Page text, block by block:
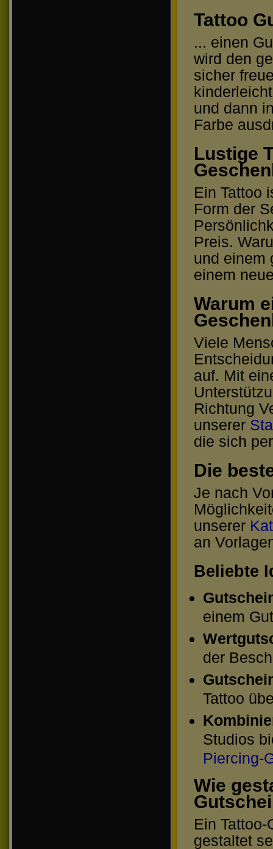
Tattoo
... einen
wird den
sicher
und dann
Farbe
Lustige
Ein Tattoo
Form der
Preis.
und einem
einem
Warum
Viele
auf. Mit
Richtung
unserer
die sich
Die
Je nach
unserer
an
Beliebte
einem
der
Tattoo
Studios
Piercing-
Wie
Ein
gestaltet